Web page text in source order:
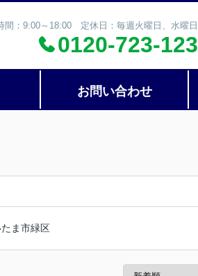
間：9:00～18:00 定休日：毎週火曜日、水曜日
0120-723-123
お問い合わせ
ま市緑区